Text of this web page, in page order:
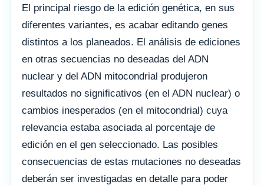
El principal riesgo de la edición genética, en sus
diferentes variantes, es acabar editando genes
distintos a los planeados. El análisis de ediciones
en otras secuencias no deseadas del ADN
nuclear y del ADN mitocondrial produjeron
resultados no significativos (en el ADN nuclear) o
cambios inesperados (en el mitocondrial) cuya
relevancia estaba asociada al porcentaje de
edición en el gen seleccionado. Las posibles
consecuencias de estas mutaciones no deseadas
deberán ser investigadas en detalle para poder